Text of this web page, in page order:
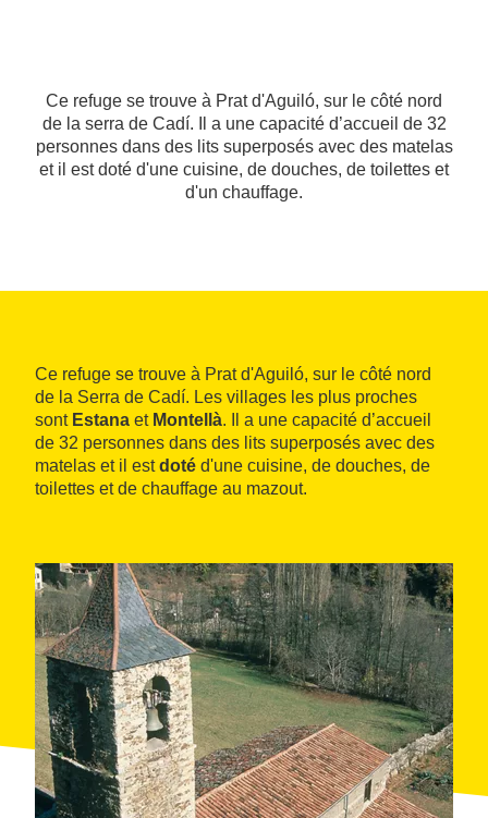
Ce refuge se trouve à Prat d'Aguiló, sur le côté nord
de la serra de Cadí. Il a une capacité d’accueil de 32
personnes dans des lits superposés avec des matelas
et il est doté d'une cuisine, de douches, de toilettes et
d'un chauffage.
Ce refuge se trouve à Prat d'Aguiló, sur le côté nord
de la Serra de Cadí. Les villages les plus proches
sont Estana et Montellà. Il a une capacité d’accueil
de 32 personnes dans des lits superposés avec des
matelas et il estdoté d'une cuisine, de douches, de
toilettes et de chauffage au mazout.